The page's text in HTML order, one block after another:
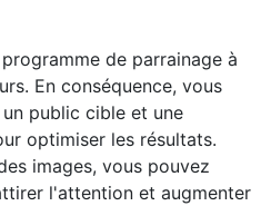
programme de parrainage à
En conséquence, vous
public cible et une
optimiser les résultats.
images, vous pouvez
l'attention et augmenter